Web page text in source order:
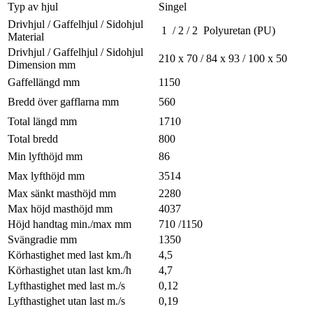
Typ av hjul
Singel
Drivhjul / Gaffelhjul / Sidohjul
Material
1 / 2 / 2 Polyuretan (PU)
Drivhjul / Gaffelhjul / Sidohjul
Dimension mm
210 x 70 / 84 x 93 / 100 x 50
Gaffellängd mm
1150
Bredd över gafflarna mm
560
Total längd mm
1710
Total bredd
800
Min lyfthöjd mm
86
Max lyfthöjd mm
3514
Max sänkt masthöjd mm
2280
Max höjd masthöjd mm
4037
Höjd handtag min./max mm
710 /1150
Svängradie mm
1350
Körhastighet med last km./h
4,5
Körhastighet utan last km./h
4,7
Lyfthastighet med last m./s
0,12
Lyfthastighet utan last m./s
0,19